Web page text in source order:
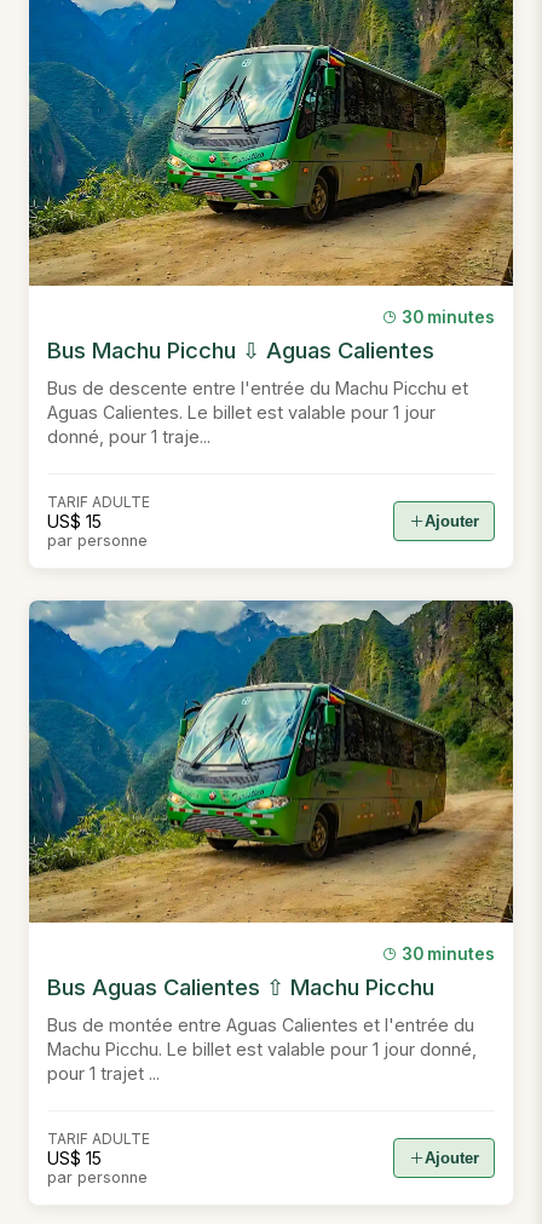
30 minutes
Bus Machu Picchu ⇩ Aguas Calientes
Bus de descente entre l'entrée du Machu Picchu et
Aguas Calientes. Le billet est valable pour 1 jour
donné, pour 1 traje...
TARIF ADULTE
US$ 15
par personne
Ajouter
30 minutes
Bus Aguas Calientes ⇧ Machu Picchu
Bus de montée entre Aguas Calientes et l'entrée du
Machu Picchu. Le billet est valable pour 1 jour donné,
pour 1 trajet ...
TARIF ADULTE
US$ 15
par personne
Ajouter